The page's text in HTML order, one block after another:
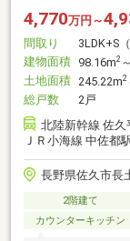
4,770万円～
間取り
3LDK+S
建物面積 98.16m2
土地面積 245.22m2
総戸数
2戸
北陸新幹線 佐久
ＪＲ小海線 中佐都
長野県佐久市長
2階建て
カウンターキッチン